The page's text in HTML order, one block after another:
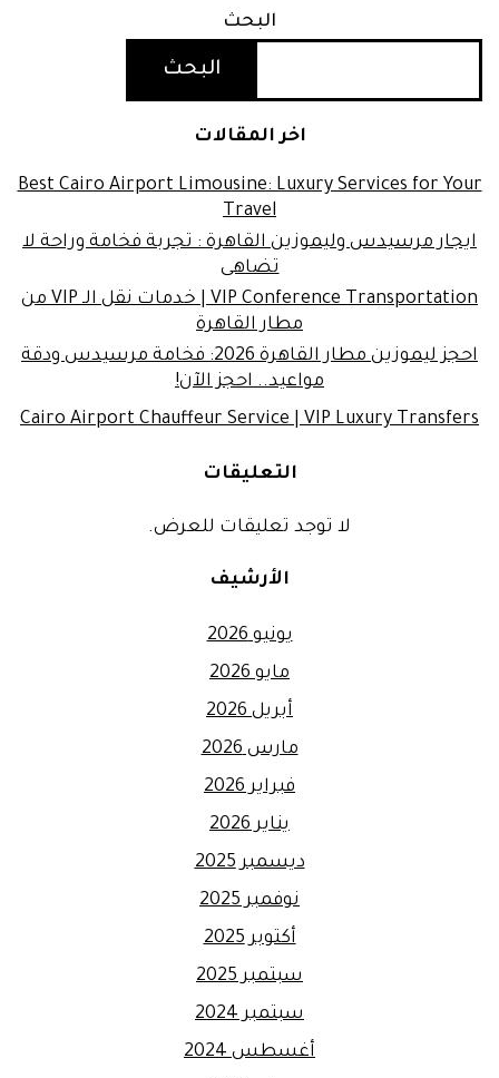
البحث
البحث
اخر المقالات
Best Cairo Airport Limousine: Luxury Services for Your
Travel
ايجار مرسيدس وليموزين القاهرة : تجربة فخامة وراحة لا
تضاهى
VIP Conference Transportation | خدمات نقل الـ VIP من
مطار القاهرة
احجز ليموزين مطار القاهرة 2026: فخامة مرسيدس ودقة
مواعيد.. احجز الآن!
Cairo Airport Chauffeur Service | VIP Luxury Transfers
التعليقات
لا توجد تعليقات للعرض.
الأرشيف
يونيو 2026
مايو 2026
أبريل 2026
مارس 2026
فبراير 2026
يناير 2026
ديسمبر 2025
نوفمبر 2025
أكتوبر 2025
سبتمبر 2025
سبتمبر 2024
أغسطس 2024